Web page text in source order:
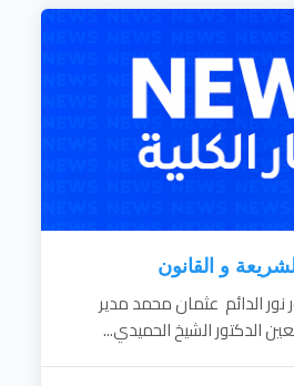
والثقافية والإجتماعية مع
والمؤسسات
بالداخل والخارج .
المجتمع المحلي من خلال
والدورات التدريبية بهدف
و القانون
نور الدائم عثمان محمد مدير
الدكتور الشيخ الحميدي...